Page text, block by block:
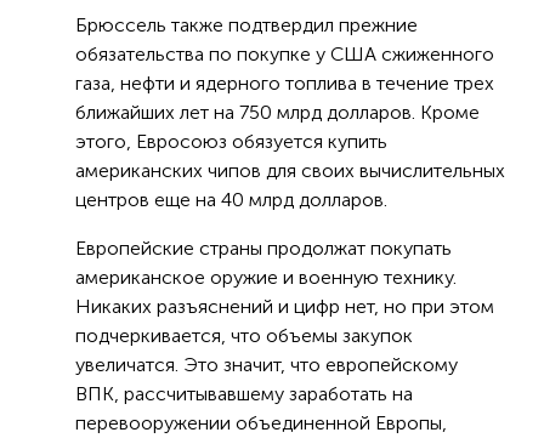
Брюссель также подтвердил прежние
обязательства по покупке у США сжиженного
газа, нефти и ядерного топлива в течение трех
ближайших лет на 750 млрд долларов. Кроме
этого, Евросоюз обязуется купить
американских чипов для своих вычислительных
центров еще на 40 млрд долларов.
Европейские страны продолжат покупать
американское оружие и военную технику.
Никаких разъяснений и цифр нет, но при этом
подчеркивается, что объемы закупок
увеличатся. Это значит, что европейскому
ВПК, рассчитывавшему заработать на
перевооружении объединенной Европы,